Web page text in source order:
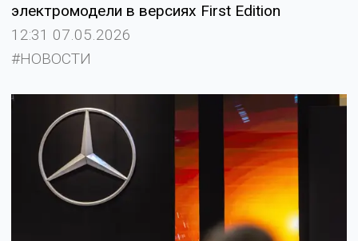
электромодели в версиях First Edition
12:31 07.05.2026
#НОВОСТИ